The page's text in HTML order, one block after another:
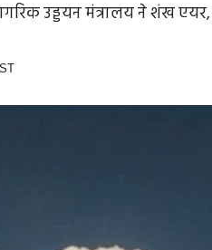
उड्डयन मंत्रालय ने शंख